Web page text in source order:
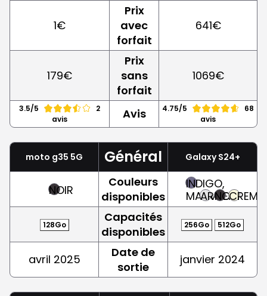
1€
Prix
avec
forfait
641€
179€
Prix
sans
forfait
1069€
3.5/5
2
avis
Avis 4.75/5
68
avis
moto g35 5G Général Galaxy S24+
NOIR
Couleurs
disponibles
INDIGO,
MAUVE
ARGENT
NOIRCREME
128Go
Capacités
disponibles
256Go 512Go
avril 2025
Date de
sortie
janvier 2024